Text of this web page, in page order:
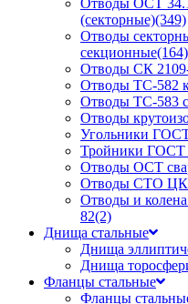
(секторные)(349)
Отводы
секционные(164)
Отводы СК
Отводы ТС-582
Отводы ТС-583
Отводы
Угольники
Тройники ГОСТ
Отводы ОСТ
Отводы СТО
Отводы и
82(2)
Днища стальные
Днища
Днища
Фланцы стальные
Фланцы